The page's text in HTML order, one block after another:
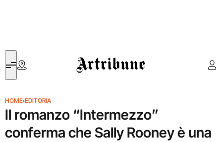
Artribune
HOME›EDITORIA
Il romanzo “Intermezzo”
conferma che Sally Rooney è una